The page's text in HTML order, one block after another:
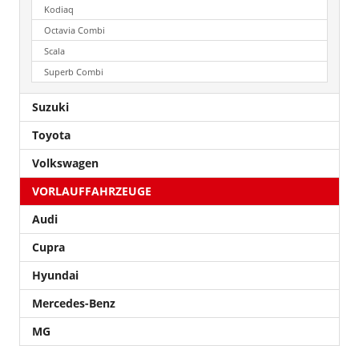
Kodiaq
Octavia Combi
Scala
Superb Combi
Suzuki
Toyota
Volkswagen
VORLAUFFAHRZEUGE
Audi
Cupra
Hyundai
Mercedes-Benz
MG